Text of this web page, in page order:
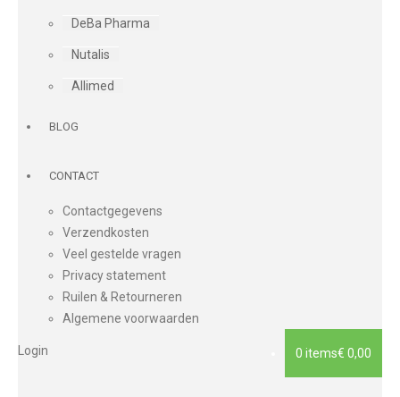
DeBa Pharma
Nutalis
Allimed
BLOG
CONTACT
Contactgegevens
Verzendkosten
Veel gestelde vragen
Privacy statement
Ruilen & Retourneren
Algemene voorwaarden
0 items€ 0,00
Login